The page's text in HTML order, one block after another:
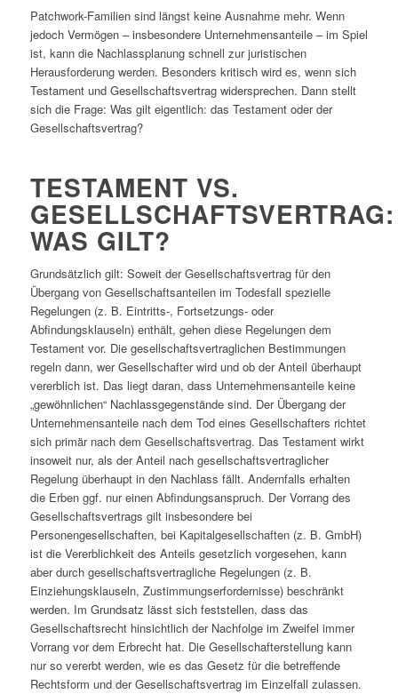
Patchwork-Familien sind längst keine Ausnahme mehr. Wenn
jedoch Vermögen – insbesondere Unternehmensanteile – im Spiel
ist, kann die Nachlassplanung schnell zur juristischen
Herausforderung werden. Besonders kritisch wird es, wenn sich
Testament und Gesellschaftsvertrag widersprechen. Dann stellt
sich die Frage: Was gilt eigentlich: das Testament oder der
Gesellschaftsvertrag?
TESTAMENT VS.
GESELLSCHAFTSVERTRAG:
WAS GILT?
Grundsätzlich gilt: Soweit der Gesellschaftsvertrag für den
Übergang von Gesellschaftsanteilen im Todesfall spezielle
Regelungen (z. B. Eintritts-, Fortsetzungs- oder
Abfindungsklauseln) enthält, gehen diese Regelungen dem
Testament vor. Die gesellschaftsvertraglichen Bestimmungen
regeln dann, wer Gesellschafter wird und ob der Anteil überhaupt
vererblich ist. Das liegt daran, dass Unternehmensanteile keine
„gewöhnlichen“ Nachlassgegenstände sind. Der Übergang der
Unternehmensanteile nach dem Tod eines Gesellschafters richtet
sich primär nach dem Gesellschaftsvertrag. Das Testament wirkt
insoweit nur, als der Anteil nach gesellschaftsvertraglicher
Regelung überhaupt in den Nachlass fällt. Andernfalls erhalten
die Erben ggf. nur einen Abfindungsanspruch. Der Vorrang des
Gesellschaftsvertrags gilt insbesondere bei
Personengesellschaften, bei Kapitalgesellschaften (z. B. GmbH)
ist die Vererblichkeit des Anteils gesetzlich vorgesehen, kann
aber durch gesellschaftsvertragliche Regelungen (z. B.
Einziehungsklauseln, Zustimmungserfordernisse) beschränkt
werden. Im Grundsatz lässt sich feststellen, dass das
Gesellschaftsrecht hinsichtlich der Nachfolge im Zweifel immer
Vorrang vor dem Erbrecht hat. Die Gesellschafterstellung kann
nur so vererbt werden, wie es das Gesetz für die betreffende
Rechtsform und der Gesellschaftsvertrag im Einzelfall zulassen.